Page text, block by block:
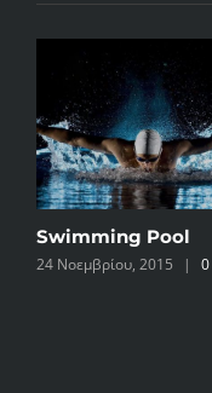
Swimming Pool
24 Νοεμβρίου, 2015 | 0